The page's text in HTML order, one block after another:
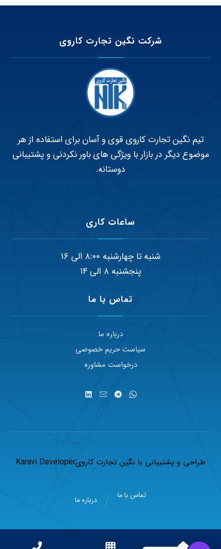
شرکت نگین تجارت کاروی
تیم نگین تجارت کاروی قوی و آسان برای استفاده از هر
موضوع دیگر در بازار با ویژگی های باور نکردنی و پشتیبانی
دوستانه.
ساعات کاری
شنبه تا چهارشنبه ۸:۰۰ الی ۱۶
پنجشنبه ۸ الی ۱۴
تماس با ما
درباره ما
سیاست حریم خصوصی
درخواست مشاوره
طراحی و پشتیبانی با نگین تجارت کارویKaravi Developer
تماس با ما درباره ما